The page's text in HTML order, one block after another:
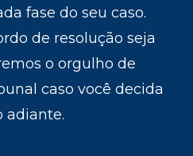
fase do seu caso.
de resolução seja
o orgulho de
caso você decida
adiante.